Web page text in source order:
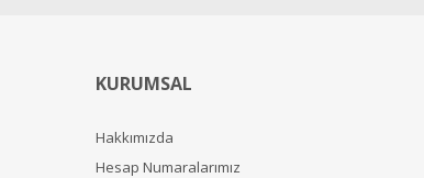
KURUMSAL
Hakkımızda
Hesap Numaralarımız